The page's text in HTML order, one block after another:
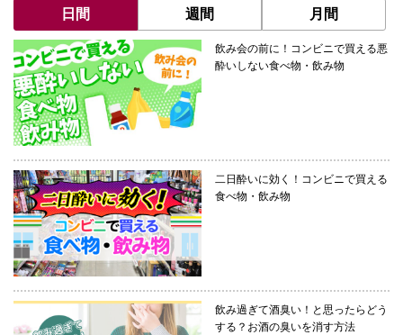
日間 週間 月間
飲み会の前に！コンビニで買える悪
酔いしない食べ物・飲み物
二日酔いに効く！コンビニで買える
食べ物・飲み物
飲み過ぎて酒臭い！と思ったらどう
する？お酒の臭いを消す方法